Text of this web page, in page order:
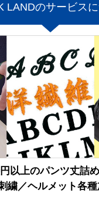
LANDのサービス
以上のパンツ丈詰
繍／ヘルメット各